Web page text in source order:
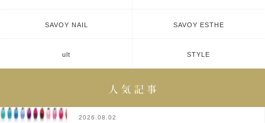
SAVOY NAIL SAVOY ESTHE
ult STYLE
2026.08.02